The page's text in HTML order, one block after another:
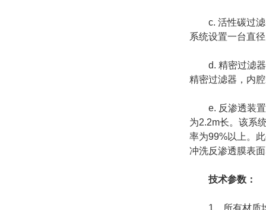
c. 活性碳过滤
系统设置一台直
d. 精密过滤器
精密过滤器，内
e. 反渗透装置
为2.2m长。该系
率为99%以上。
冲洗反渗透膜表
技术参数：
1、所有材质